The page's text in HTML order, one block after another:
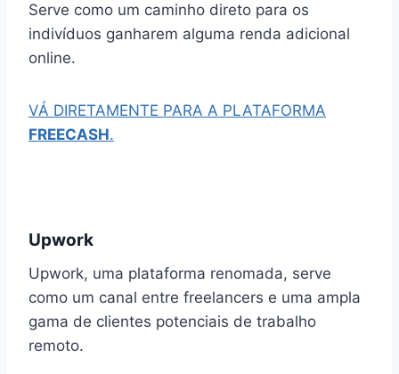
Serve como um caminho direto para os
indivíduos ganharem alguma renda adicional
online.
VÁ DIRETAMENTE PARA A PLATAFORMA
FREECASH.
Upwork
Upwork, uma plataforma renomada, serve
como um canal entre freelancers e uma ampla
gama de clientes potenciais de trabalho
remoto.